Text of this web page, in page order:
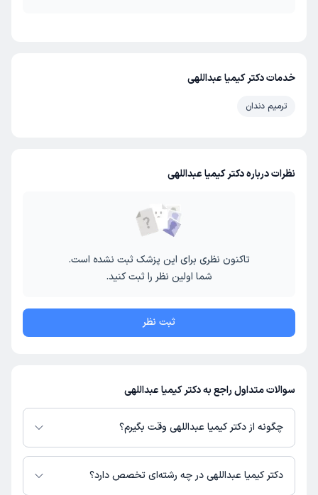
خدمات دکتر کیمیا عبداللهی
ترمیم دندان
نظرات درباره دکتر کیمیا عبداللهی
تاکنون نظری برای این پزشک ثبت نشده است.
شما اولین نظر را ثبت کنید.
ثبت نظر
سوالات متداول راجع به دکتر کیمیا عبداللهی
چگونه از دکتر کیمیا عبداللهی وقت بگیرم؟
در صورتی کهدکتر کیمیا عبداللهیدارای پروفایل فعال و نوبت‌دهی باز در پلتفرم
دکترتو باشند، می‌توانید از طریق این پلتفرم برای دریافت نوبت اقدام کنید. در
دکتر کیمیا عبداللهی در چه رشته‌ای تخصص دارد؟